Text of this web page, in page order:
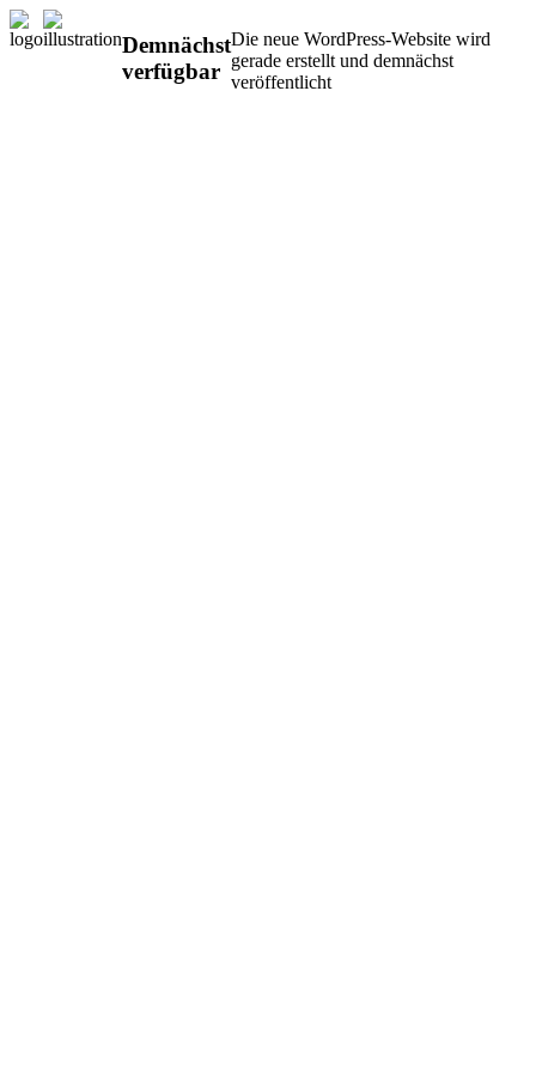
Demnächst
verfügbar
Die neue WordPress-Website wird
gerade erstellt und demnächst
veröffentlicht